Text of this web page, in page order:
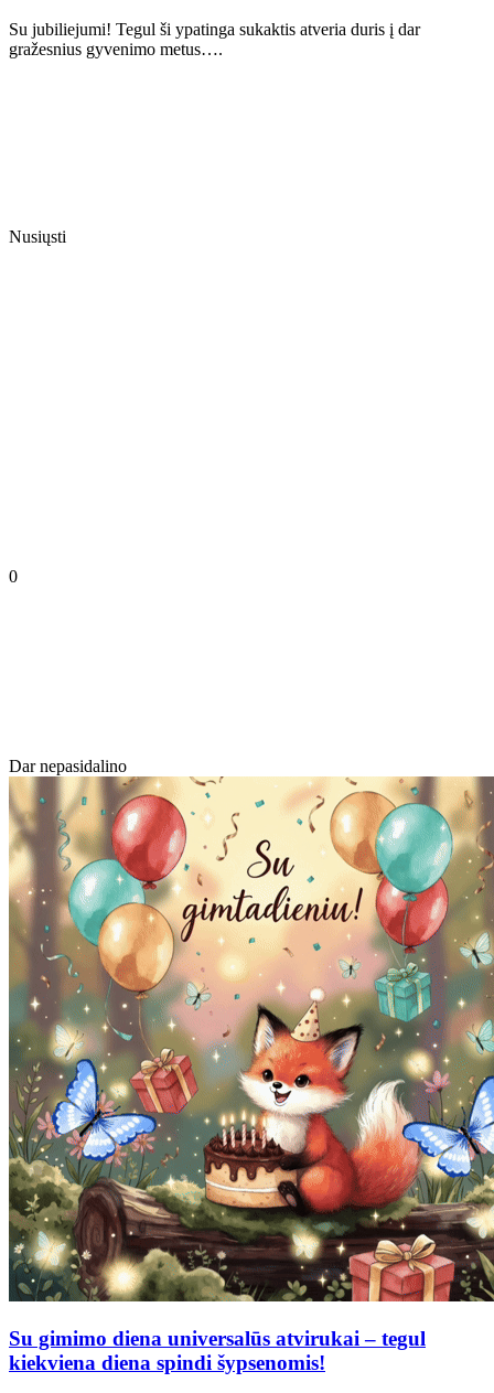
Su jubiliejumi! Tegul ši ypatinga sukaktis atveria duris į dar
gražesnius gyvenimo metus….
Nusiųsti
0
Dar nepasidalino
Su gimimo diena universalūs atvirukai – tegul
kiekviena diena spindi šypsenomis!